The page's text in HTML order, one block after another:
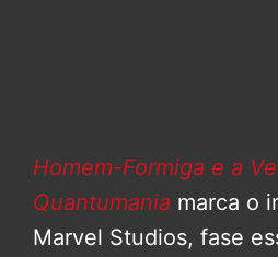
Homem-Formiga e a
Quantumania marca o
Marvel Studios, fase